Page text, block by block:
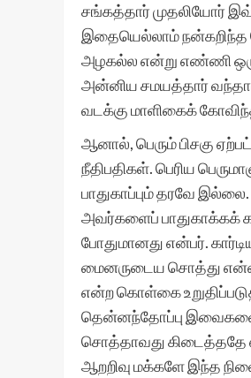
சங்கத்தார் முதலியோர்
இதையெல்லாம் நன்கறிந்த
அழகல்ல என்று எண்ணி
அன்னிய சமயத்தார்
வடக்கு மாளிகைக்
ஆனால், பெரும் பிசகு
நீதிபதிகள். பெரிய
பாதுகாப்பும் தரவே
அவர்களைப் பாதுகாக்கக்
போதுமானது என்பர்.
மைனருடைய சொத்து
என்ற கொள்கை
தென்னந்தோப்பு இவைகளை
சொத்தாவது கிடைத்ததே
ஆறறிவு மக்களே இந்த